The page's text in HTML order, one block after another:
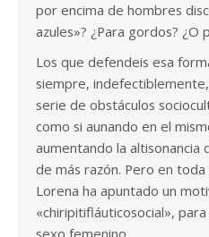
por encima de hombres
azules»? ¿Para gordos? ¿O
Los que defendeis esa
siempre,
serie de obstáculos
como si aunando en el
aumentando la altisonancia
de más razón. Pero en
Lorena ha apuntado un
«chiripitifláuticosocial»,